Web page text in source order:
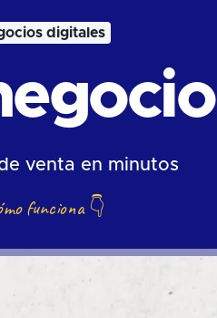
digitales
venta en minutos
funciona 👇